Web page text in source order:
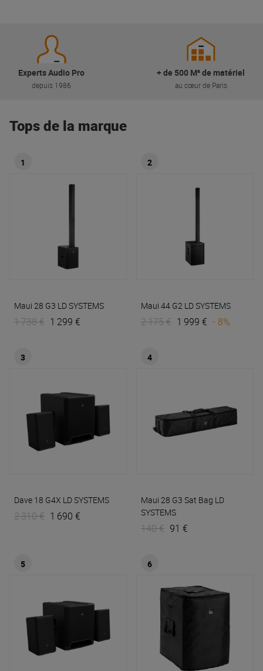
Experts Audio Pro
depuis 1986
+ de 500 M² de matériel
au cœur de Paris
Tops de la marque
1
Maui 28 G3 LD SYSTEMS
1 738 € 1 299 €
2
Maui 44 G2 LD SYSTEMS
2 175 € 1 999 € - 8%
3
Dave 18 G4X LD SYSTEMS
2 310 € 1 690 €
4
Maui 28 G3 Sat Bag LD
SYSTEMS
140 € 91 €
5 6